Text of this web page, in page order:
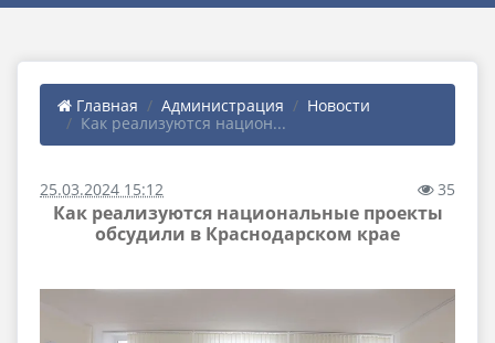
Главная Администрация
Новости
Как реализуются национ...
25.03.2024 15:12 35
Как реализуются национальные проекты
обсудили в Краснодарском крае